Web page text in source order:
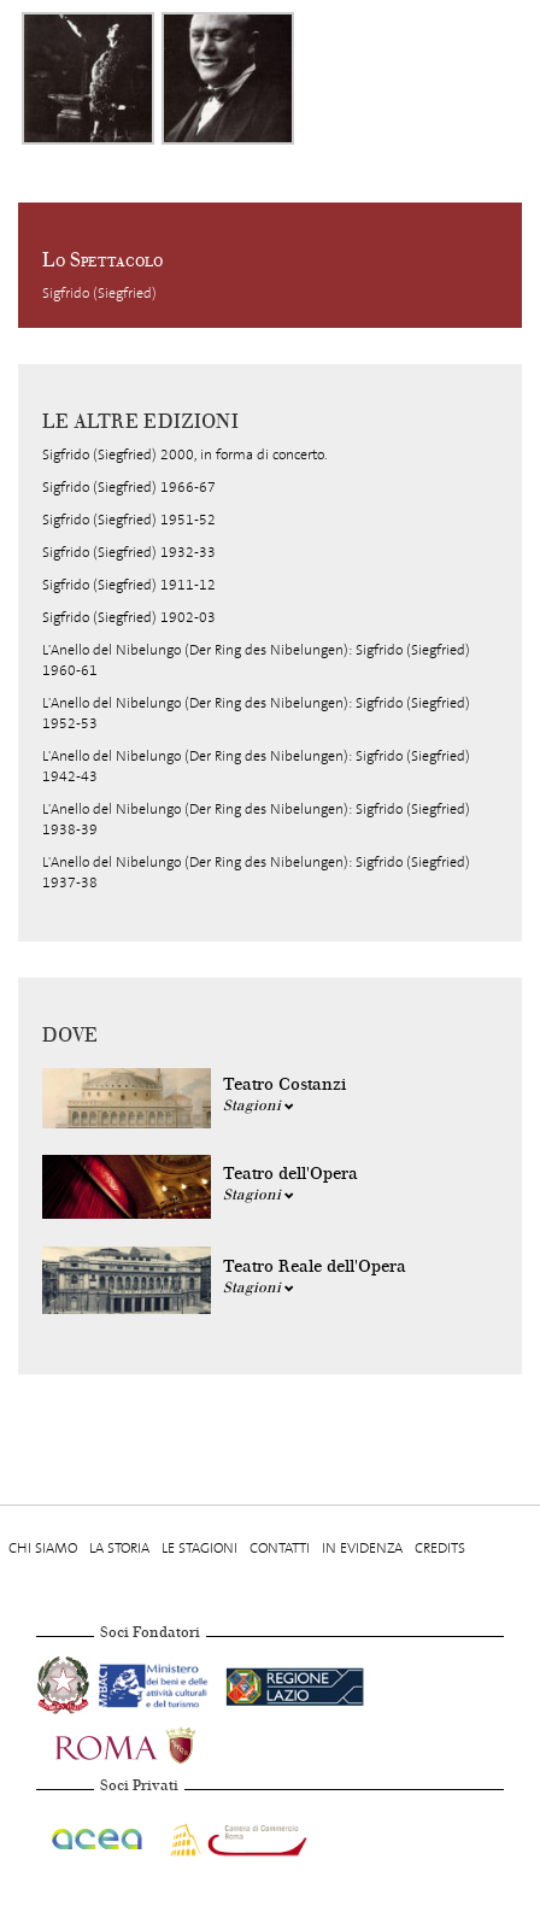
Lo Spettacolo
Sigfrido (Siegfried)
LE ALTRE EDIZIONI
Sigfrido (Siegfried) 2000, in forma di concerto.
Sigfrido (Siegfried) 1966-67
Sigfrido (Siegfried) 1951-52
Sigfrido (Siegfried) 1932-33
Sigfrido (Siegfried) 1911-12
Sigfrido (Siegfried) 1902-03
L'Anello del Nibelungo (Der Ring des Nibelungen): Sigfrido (Siegfried)
1960-61
L'Anello del Nibelungo (Der Ring des Nibelungen): Sigfrido (Siegfried)
1952-53
L'Anello del Nibelungo (Der Ring des Nibelungen): Sigfrido (Siegfried)
1942-43
L'Anello del Nibelungo (Der Ring des Nibelungen): Sigfrido (Siegfried)
1938-39
L'Anello del Nibelungo (Der Ring des Nibelungen): Sigfrido (Siegfried)
1937-38
DOVE
Teatro Costanzi
Stagioni
Teatro dell'Opera
Stagioni
Teatro Reale dell'Opera
Stagioni
CHI SIAMO LA STORIA LE STAGIONI CONTATTI IN EVIDENZA CREDITS
Soci Fondatori
Soci Privati